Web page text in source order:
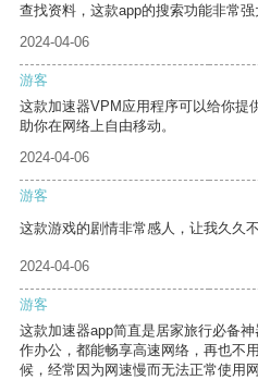
查找资料，这款app的搜索功能非常
2024-04-06
游客
这款加速器VPM应用程序可以给你提
助你在网络上自由移动。
2024-04-06
游客
这款游戏的剧情非常感人，让我久久不
2024-04-06
游客
这款加速器app简直是居家旅行必备
作办公，都能畅享高速网络，再也不
候，经常因为网速慢而无法正常使用